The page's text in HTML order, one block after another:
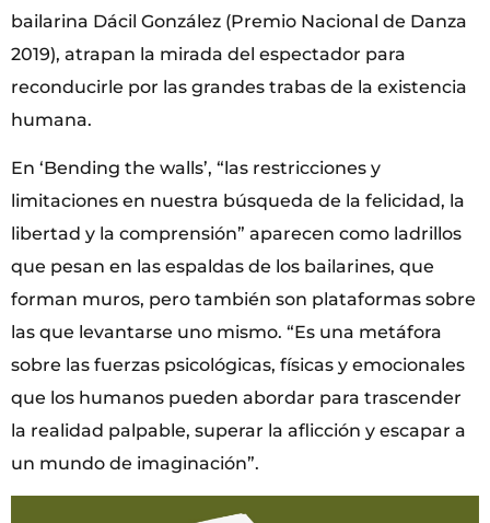
bailarina Dácil González (Premio Nacional de Danza
2019), atrapan la mirada del espectador para
reconducirle por las grandes trabas de la existencia
humana.
En ‘Bending the walls’, “las restricciones y
limitaciones en nuestra búsqueda de la felicidad, la
libertad y la comprensión” aparecen como ladrillos
que pesan en las espaldas de los bailarines, que
forman muros, pero también son plataformas sobre
las que levantarse uno mismo. “Es una metáfora
sobre las fuerzas psicológicas, físicas y emocionales
que los humanos pueden abordar para trascender
la realidad palpable, superar la aflicción y escapar a
un mundo de imaginación”.